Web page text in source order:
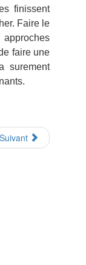
finissent
Faire le
faire une
surement
Suivant